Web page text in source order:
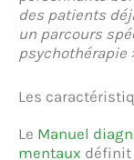
des patients
un parcours
psychothérapie
Les
Le Manuel
mentaux définit